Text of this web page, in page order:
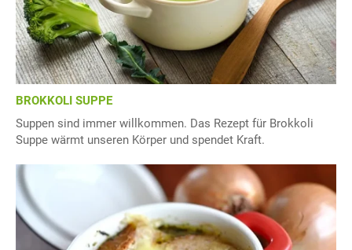
BROKKOLI SUPPE
Suppen sind immer willkommen. Das Rezept für Brokkoli
Suppe wärmt unseren Körper und spendet Kraft.